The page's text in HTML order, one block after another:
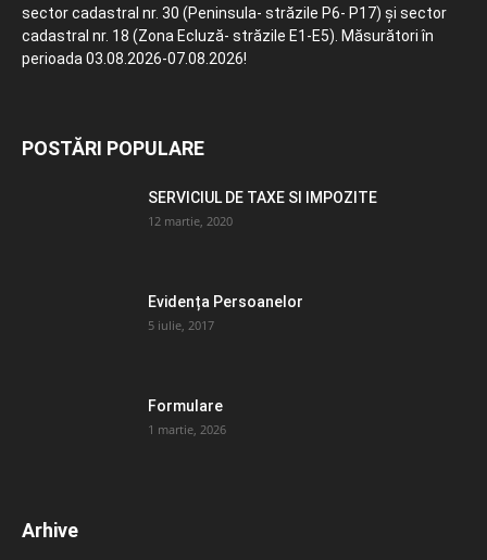
sector cadastral nr. 30 (Peninsula- străzile P6- P17) și sector
cadastral nr. 18 (Zona Ecluză- străzile E1-E5). Măsurători în
perioada 03.08.2026-07.08.2026!
POSTĂRI POPULARE
SERVICIUL DE TAXE SI IMPOZITE
12 martie, 2020
Evidența Persoanelor
5 iulie, 2017
Formulare
1 martie, 2026
Arhive